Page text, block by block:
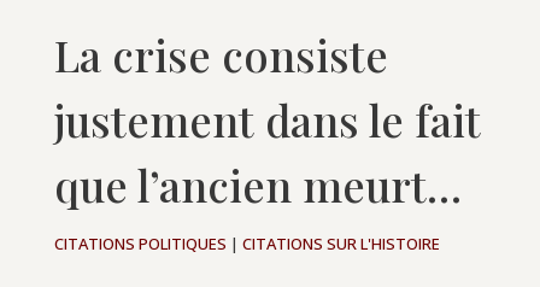
La crise consiste
justement dans le fait
que l’ancien meurt…
CITATIONS POLITIQUES | CITATIONS SUR L'HISTOIRE